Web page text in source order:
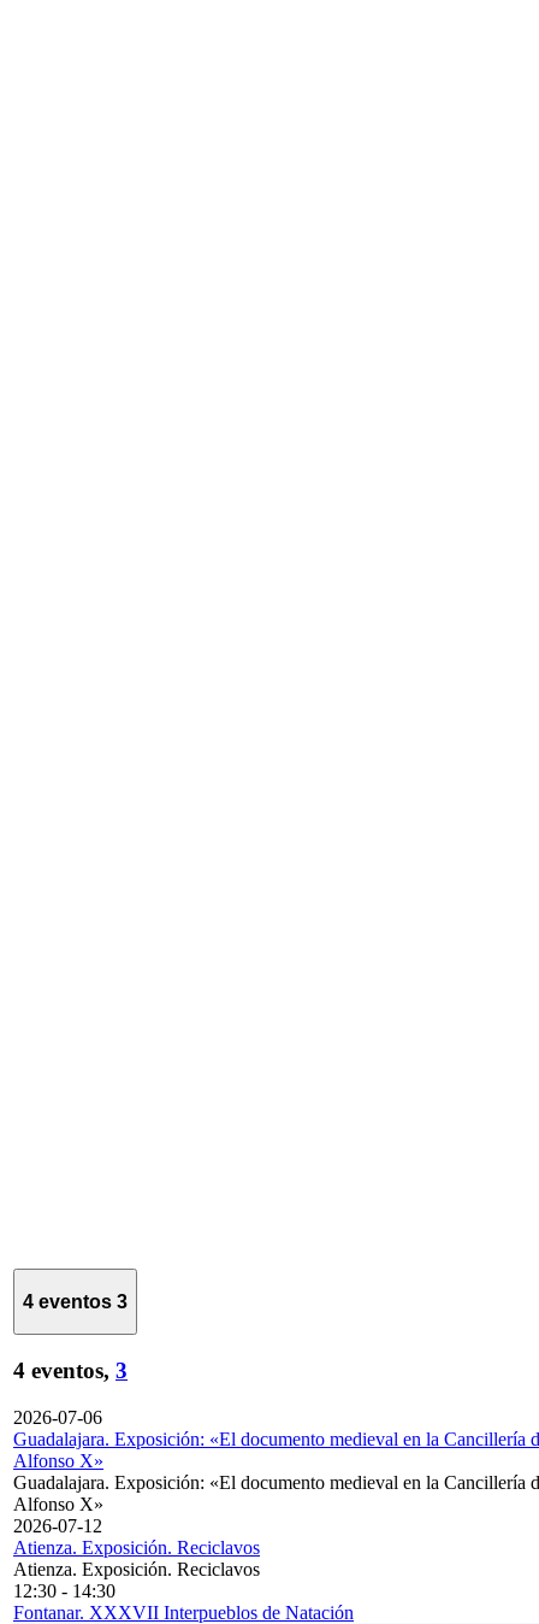
4 eventos 3
4 eventos, 3
2026-07-06
Guadalajara. Exposición: «El documento medieval en la Cancillería
Alfonso X»
Guadalajara. Exposición: «El documento medieval en la Cancillería
Alfonso X»
2026-07-12
Atienza. Exposición. Reciclavos
Atienza. Exposición. Reciclavos
12:30 - 14:30
Fontanar. XXXVII Interpueblos de Natación